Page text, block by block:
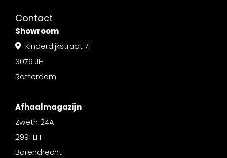
Contact
Showroom
Kinderdijkstraat 71
3076 JH
Rotterdam
Afhaalmagazijn
Zweth 24A
2991 LH
Barendrecht